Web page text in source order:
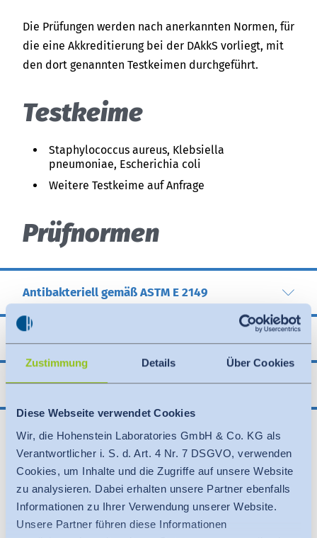
Zustimmung Details Über Cookies
Diese Webseite verwendet Cookies
Wir, die Hohenstein Laboratories GmbH & Co. KG als
Verantwortlicher i. S. d. Art. 4 Nr. 7 DSGVO, verwenden
Cookies, um Inhalte und die Zugriffe auf unsere Website
zu analysieren. Dabei erhalten unsere Partner ebenfalls
Informationen zu Ihrer Verwendung unserer Website.
Unsere Partner führen diese Informationen
中国
Presse
Die Prüfungen werden nach anerkannten Normen, für
die eine Akkreditierung bei der DAkkS vorliegt, mit
den dort genannten Testkeimen durchgeführt.
Testkeime
Staphylococcus aureus, Klebsiella
pneumoniae, Escherichia coli
Weitere Testkeime auf Anfrage
Prüfnormen
Antibakteriell gemäß ASTM E 2149
Antibakteriell gemäß ISO 22196